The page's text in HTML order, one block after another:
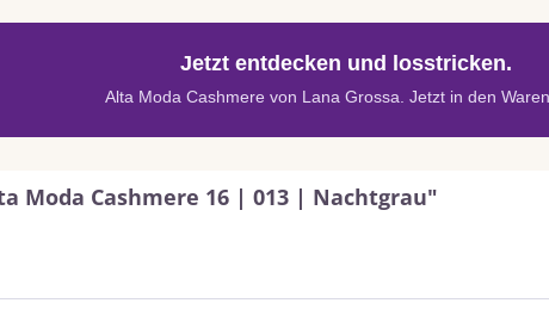
Jetzt entdecken und losstricken.
Alta Moda Cashmere von Lana Grossa. Jetzt in den
Moda Cashmere 16 | 013 | Nachtgrau"